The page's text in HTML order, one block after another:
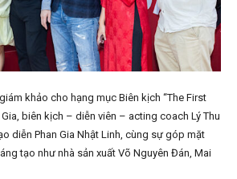
khảo cho hạng mục Biên kịch “The First
biên kịch – diễn viên – acting coach Lý Thu
diễn Phan Gia Nhật Linh, cùng sự góp mặt
tạo như nhà sản xuất Võ Nguyên Đán, Mai